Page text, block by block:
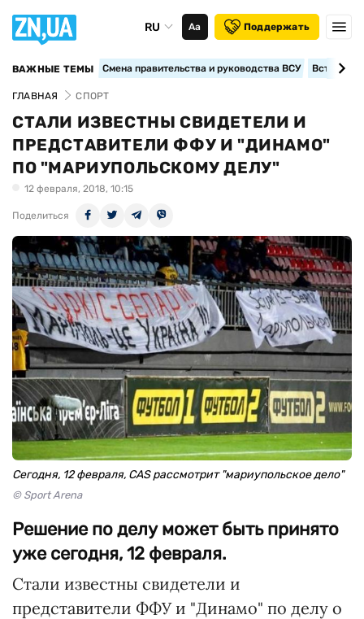
RU Аа Поддержать
ВАЖНЫЕ ТЕМЫ Смена правительства и руководства ВСУ
ГЛАВНАЯ СПОРТ
СТАЛИ ИЗВЕСТНЫ СВИДЕТЕЛИ И
ПРЕДСТАВИТЕЛИ ФФУ И "ДИНАМО"
ПО "МАРИУПОЛЬСКОМУ ДЕЛУ"
12 февраля, 2018, 10:15
Поделиться
Сегодня, 12 февраля, CAS рассмотрит "мариупольское дело"
© Sport Arena
Решение по делу может быть принято
уже сегодня, 12 февраля.
Стали известны свидетели и
представители ФФУ и "Динамо" по делу о